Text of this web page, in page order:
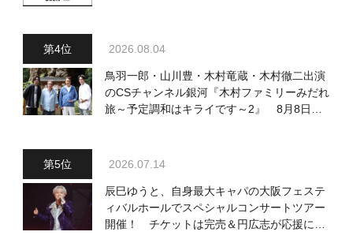
2026.08.04
鳥羽一郎・山川豊・木村竜蔵・木村徹二出演
のCSチャンネル銀河『木村ファミリーみだれ
旅～予定調和はキライです～2』 8月8日
2026.07.14
辰巳ゆうと、自身最大キャパの大阪フェステ
ィバルホールでスペシャルコンサートツアー
開催！ チケットは完売＆円広志が応援に、